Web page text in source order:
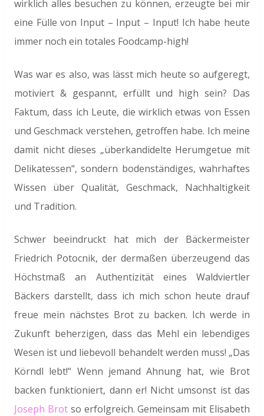
wirklich alles besuchen zu können, erzeugte bei mir
eine Fülle von Input – Input – Input! Ich habe heute
immer noch ein totales Foodcamp-high!
Was war es also, was lässt mich heute so aufgeregt,
motiviert & gespannt, erfüllt und high sein? Das
Faktum, dass ich Leute, die wirklich etwas von Essen
und Geschmack verstehen, getroffen habe. Ich meine
damit nicht dieses „überkandidelte Herumgetue mit
Delikatessen“, sondern bodenständiges, wahrhaftes
Wissen über Qualität, Geschmack, Nachhaltigkeit
und Tradition.
Schwer beeindruckt hat mich der Bäckermeister
Friedrich Potocnik, der dermaßen überzeugend das
Höchstmaß an Authentizität eines Waldviertler
Bäckers darstellt, dass ich mich schon heute drauf
freue mein nächstes Brot zu backen. Ich werde in
Zukunft beherzigen, dass das Mehl ein lebendiges
Wesen ist und liebevoll behandelt werden muss! „Das
Körndl lebt!“ Wenn jemand Ahnung hat, wie Brot
backen funktioniert, dann er! Nicht umsonst ist das
Joseph Brotso erfolgreich. Gemeinsam mit Elisabeth